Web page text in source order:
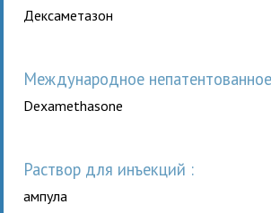
Дексаметазон
Международное
Dexamethasone
раствор для инъекций :
ампула